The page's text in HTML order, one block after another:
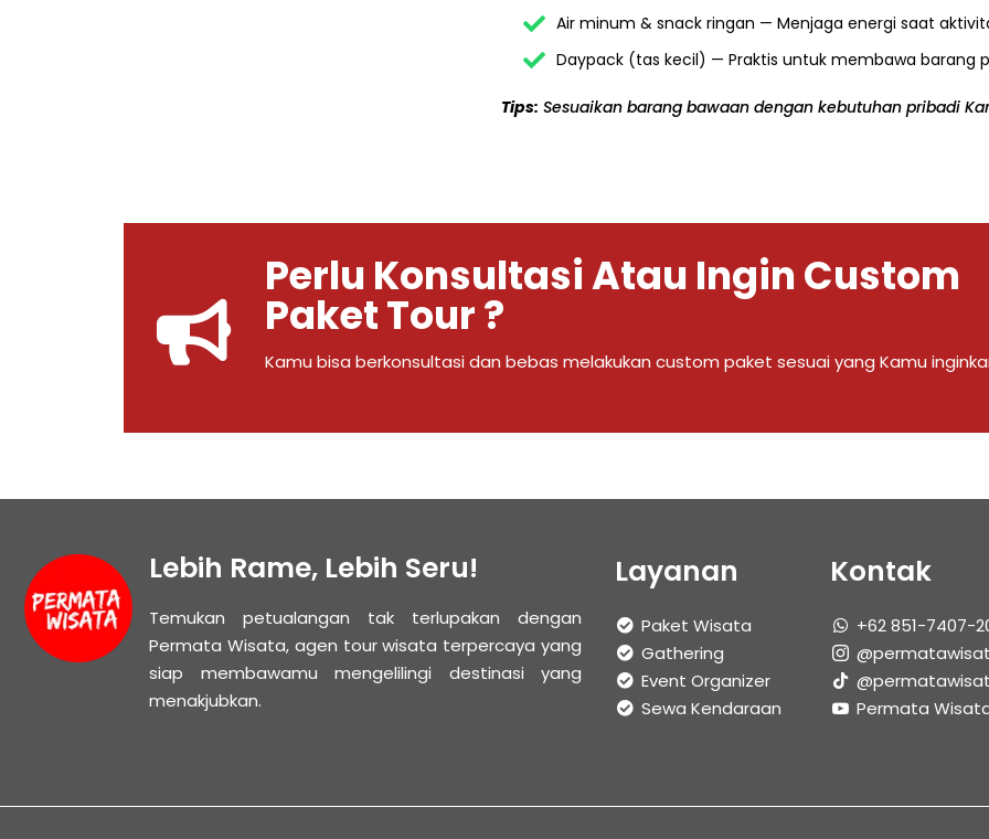
Air minum & snack ringan — Menjaga energi saat
Daypack (tas kecil) — Praktis untuk membawa barang
Tips: Sesuaikan barang bawaan dengan kebutuhan pribadi
Perlu Konsultasi Atau Ingin Custom
Paket Tour ?
Kamu bisa berkonsultasi dan bebas melakukan custom paket sesuai yang Kamu
Lebih Rame, Lebih Seru!
Temukan petualangan tak terlupakan dengan
Permata Wisata, agen tour wisata terpercaya yang
siap membawamu mengelilingi destinasi yang
menakjubkan.
Layanan
Paket Wisata
Gathering
Event Organizer
Sewa Kendaraan
Kontak
+62 851-7407-
Permata